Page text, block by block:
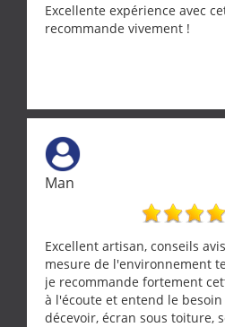
Excellente expérience avec
recommande vivement !
Man
Excellent artisan, conseils
mesure de l'environnement
je recommande fortement
à l'écoute et entend le
décevoir, écran sous toiture,